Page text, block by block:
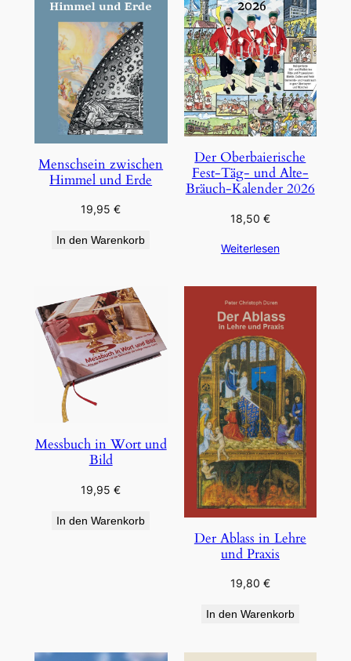
Menschsein zwischen
Himmel und Erde
19,95€
In den Warenkorb
Der Oberbaierische
Fest-Täg- und Alte-
Bräuch-Kalender 2026
18,50 €
Weiterlesen
Messbuch in Wort und
Bild
19,95€
In den Warenkorb
Der Ablass in Lehre
und Praxis
19,80 €
In den Warenkorb